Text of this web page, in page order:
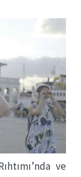
ve